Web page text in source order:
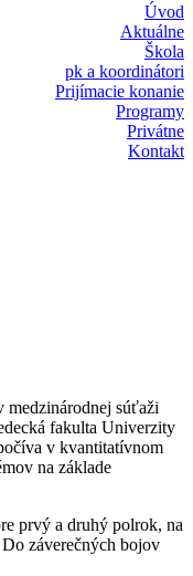
Úvod
Aktuálne
Škola
pk a koordinátori
Prijímacie konanie
Programy
Privátne
Kontakt
medzinárodnej súťaži
fakulta Univerzity
v kvantitatívnom
na základe
prvý a druhý polrok, na
záverečných bojov